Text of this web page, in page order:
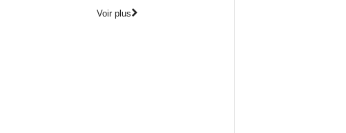
Voir plus